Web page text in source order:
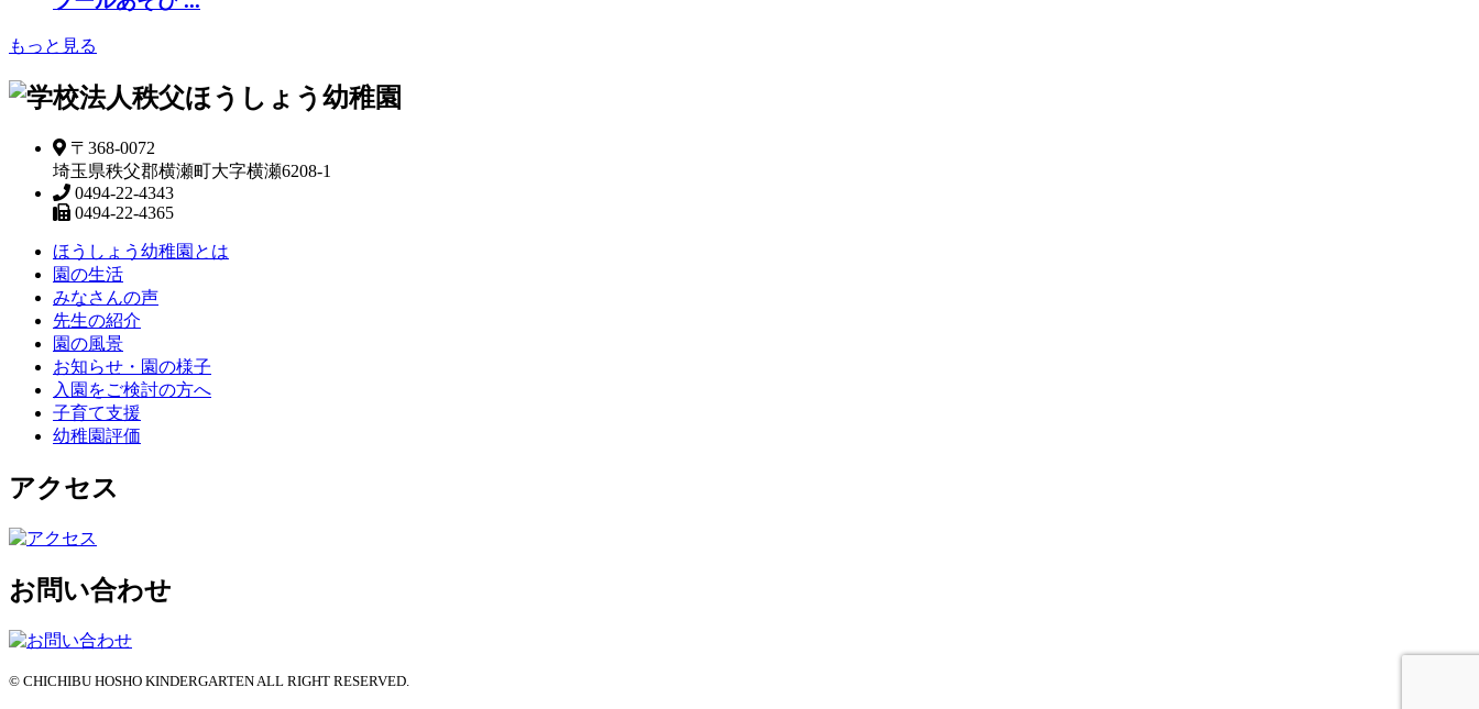
もっと見る
〒368-0072
埼玉県秩父郡横瀬町大字横瀬6208-1
0494-22-4343
0494-22-4365
ほうしょう幼稚園とは
園の生活
みなさんの声
先生の紹介
園の風景
お知らせ・園の様子
入園をご検討の方へ
子育て支援
幼稚園評価
アクセス
お問い合わせ
© CHICHIBU HOSHO KINDERGARTEN ALL RIGHT RESERVED.